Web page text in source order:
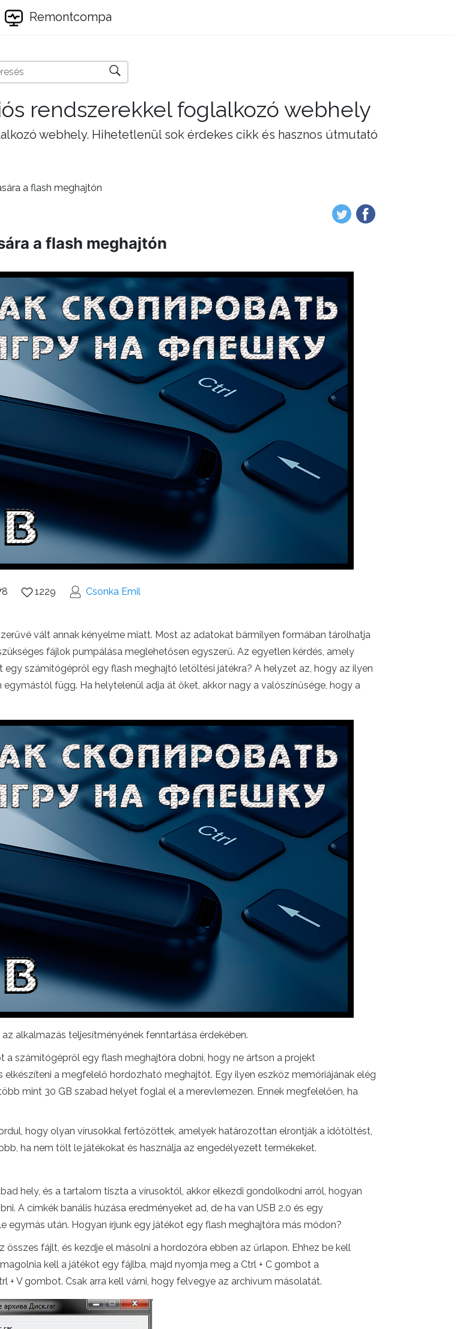
Remontcompa
rendszerekkel foglalkozó webhely
webhely. Hihetetlenül sok érdekes cikk és hasznos útmutató
a flash meghajtón
a flash meghajtón
1229 Csonka Emil
vált annak kényelme miatt. Most az adatokat bármilyen formában tárolhatja
fájlok pumpálása meglehetősen egyszerű. Az egyetlen kérdés, amely
számítógépről egy flash meghajtó letöltési játékra? A helyzet az, hogy az ilyen
függ. Ha helytelenül adja át őket, akkor nagy a valószínűsége, hogy a
alkalmazás teljesítményének fenntartása érdekében.
a számítógépről egy flash meghajtóra dobni, hogy ne ártson a projekt
a megfelelő hordozható meghajtót. Egy ilyen eszköz memóriájának elég
mint 30 GB szabad helyet foglal el a merevlemezen. Ennek megfelelően, ha
hogy olyan vírusokkal fertőzöttek, amelyek határozottan elrontják a időtöltést,
ha nem tölt le játékokat és használja az engedélyezett termékeket.
hely, és a tartalom tiszta a vírusoktól, akkor elkezdi gondolkodni arról, hogyan
A címkék banális húzása eredményeket ad, de ha van USB 2.0 és egy
egymás után. Hogyan írjunk egy játékot egy flash meghajtóra más módon?
fájlt, és kezdje el másolni a hordozóra ebben az űrlapon. Ehhez be kell
kell a játékot egy fájlba, majd nyomja meg a Ctrl + C gombot a
+ V gombot. Csak arra kell várni, hogy felvegye az archívum másolatát.